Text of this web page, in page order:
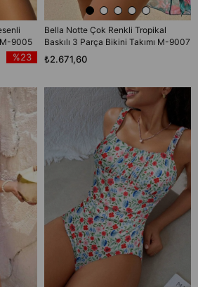
M-9005
%23
Bella Notte Çok Renkli Tropikal
Baskılı 3 Parça Bikini Takımı M-9007
₺2.671,60